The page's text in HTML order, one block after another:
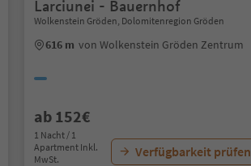
Larciunei - Bauernhof
Wolkenstein Gröden, Dolomitenregion Gröden
616 m von Wolkenstein Gröden Zentrum
ab 152€
1 Nacht / 1
Apartment Inkl.
MwSt.
Verfügbarkeit prüfen